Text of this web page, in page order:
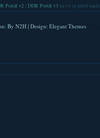
Portál v2| DDR Portál v3na v4 se právě
By N2H| Design: Elegant Themes